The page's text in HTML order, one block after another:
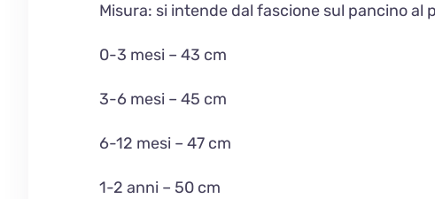
Misura: si intende dal fascione sul pancino al
0-3 mesi – 43 cm
3-6 mesi – 45 cm
6-12 mesi – 47 cm
1-2 anni – 50 cm